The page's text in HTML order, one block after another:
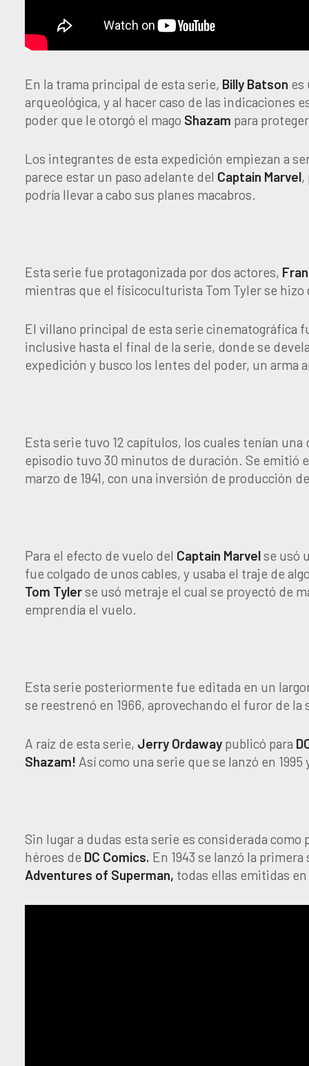
En la trama principal de esta serie, Billy Batson es
arqueológica, y al hacer caso de las indicaciones
poder que le otorgó el mago Shazam para
Los integrantes de esta expedición empiezan a
parece estar un paso adelante del Captain Marvel,
podría llevar a cabo sus planes macabros.
Esta serie fue protagonizada por dos actores,
mientras que el fisicoculturista Tom Tyler se hizo
El villano principal de esta serie cinematográfica
inclusive hasta el final de la serie, donde se
expedición y busco los lentes del poder, un arma
Esta serie tuvo 12 capítulos, los cuales tenían
episodio tuvo 30 minutos de duración. Se emitió
marzo de 1941, con una inversión de producción
Para el efecto de vuelo del Captain Marvelse usó
fue colgado de unos cables, y usaba el traje de
Tom Tylerse usó metraje el cual se proyectó de
emprendía el vuelo.
Esta serie posteriormente fue editada en un
se reestrenó en 1966, aprovechando el furor de la
A raíz de esta serie, Jerry Ordaway publicó para
Shazam! Así como una serie que se lanzó en
Sin lugar a dudas esta serie es considerada
héroes de DC Comics. En 1943 se lanzó la
Adventures of Superman, todas ellas emitidas